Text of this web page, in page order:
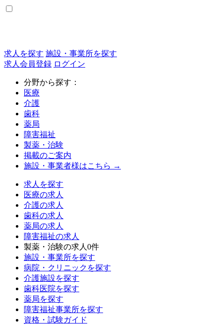
求人を探す 施設・事業所を探す
求人会員登録 ログイン
分野から探す：
医療
介護
歯科
薬局
障害福祉
製薬・治験
掲載のご案内
施設・事業者様はこちら →
求人を探す
医療の求人
介護の求人
歯科の求人
薬局の求人
障害福祉の求人
製薬・治験の求人 0件
施設・事業所を探す
病院・クリニックを探す
介護施設を探す
歯科医院を探す
薬局を探す
障害福祉事業所を探す
資格・試験ガイド